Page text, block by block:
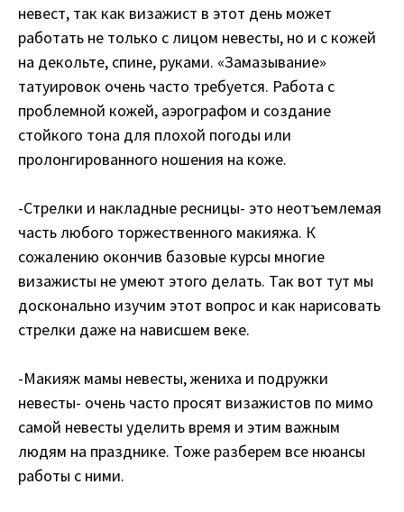
невест, так как визажист в этот день может
работать не только с лицом невесты, но и с кожей
на декольте, спине, руками. «Замазывание»
татуировок очень часто требуется. Работа с
проблемной кожей, аэрографом и создание
стойкого тона для плохой погоды или
пролонгированного ношения на коже.
-Стрелки и накладные ресницы- это неотъемлемая
часть любого торжественного макияжа. К
сожалению окончив базовые курсы многие
визажисты не умеют этого делать. Так вот тут мы
досконально изучим этот вопрос и как нарисовать
стрелки даже на нависшем веке.
-Макияж мамы невесты, жениха и подружки
невесты- очень часто просят визажистов по мимо
самой невесты уделить время и этим важным
людям на празднике. Тоже разберем все нюансы
работы с ними.